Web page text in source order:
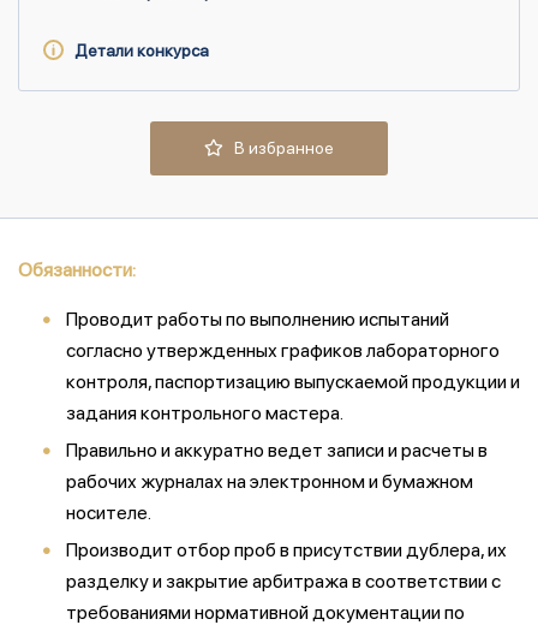
Детали конкурса
В избранное
Обязанности:
Проводит работы по выполнению испытаний
согласно утвержденных графиков лабораторного
контроля, паспортизацию выпускаемой продукции и
задания контрольного мастера.
Правильно и аккуратно ведет записи и расчеты в
рабочих журналах на электронном и бумажном
носителе.
Производит отбор проб в присутствии дублера, их
разделку и закрытие арбитража в соответствии с
требованиями нормативной документации по